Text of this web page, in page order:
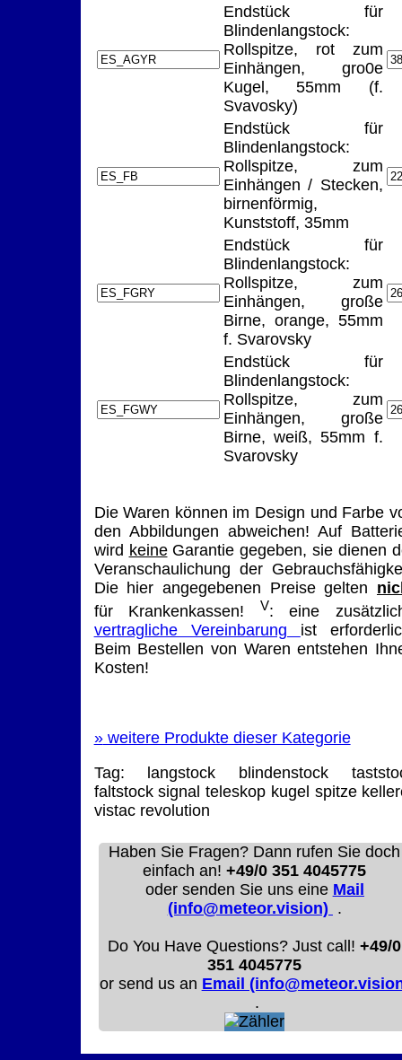
Endstück für
Blindenlangstock:
Rollspitze, rot zum
Einhängen, gro0e
Kugel, 55mm (f.
Svavosky)
Endstück für
Blindenlangstock:
Rollspitze, zum
Einhängen / Stecken,
birnenförmig,
Kunststoff, 35mm
Endstück für
Blindenlangstock:
Rollspitze, zum
Einhängen, große
Birne, orange, 55mm
f. Svarovsky
Endstück für
Blindenlangstock:
Rollspitze, zum
Einhängen, große
Birne, weiß, 55mm f.
Svarovsky
Die Waren können im Design und Farbe
den Abbildungen abweichen! Auf
wird keineGarantie gegeben, sie dienen
Veranschaulichung der
Die hier angegebenen Preise gelten
für Krankenkassen!
V: eine
vertragliche Vereinbarung ist
Beim Bestellen von Waren entstehen
Kosten!
»weitere Produkte dieser Kategorie
Tag:
langstock blindenstock
faltstocksignal teleskop kugel spitze
vistacrevolution
Haben Sie Fragen? Dann rufen Sie doch
einfach an!+49/0 351 4045775
oder senden Sie uns eine Mail
(info@meteor.vision) .
Do You Have Questions? Just call!+49/0
351 4045775
or send us an Email
.